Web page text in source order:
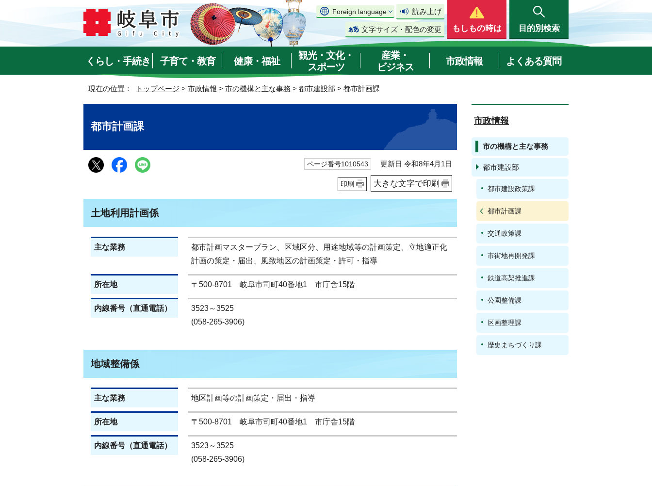
Foreign language 読み上げ
文字サイズ・配色の変更 もしもの時は 目的別検索
くらし・手続き 子育て・教育 健康・福祉
観光・文化・
スポーツ
産業・
ビジネス
市政情報 よくある質問
現在の位置： トップページ > 市政情報 > 市の機構と主な事務 > 都市建設部 > 都市計画課
都市計画課
ページ番号1010543 更新日 令和8年4月1日
印刷 大きな文字で印刷
土地利用計画係
主な業務
都市計画マスタープラン、区域区分、用途地域等の計画策定、立地適正化
計画の策定・届出、風致地区の計画策定・許可・指導
所在地 〒500-8701 岐阜市司町40番地1 市庁舎15階
内線番号（直通電話）
3523～3525
(058-265-3906)
地域整備係
主な業務 地区計画等の計画策定・届出・指導
所在地 〒500-8701 岐阜市司町40番地1 市庁舎15階
内線番号（直通電話）
3523～3525
(058-265-3906)
市政情報
市の機構と主な事務
都市建設部
都市建設政策課
都市計画課
交通政策課
市街地再開発課
鉄道高架推進課
公園整備課
区画整理課
歴史まちづくり課